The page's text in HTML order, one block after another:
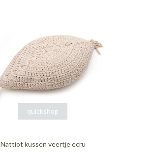
quickshop
Nattiot kussen veertje ecru